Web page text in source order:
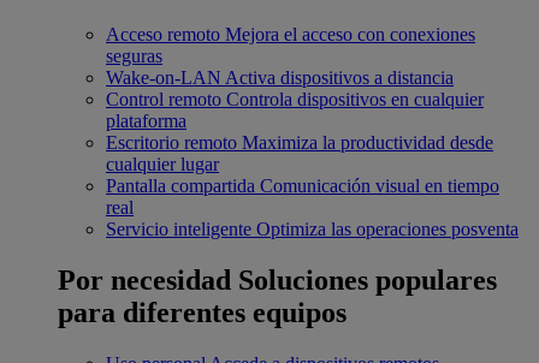
Acceso remoto Mejora el acceso con conexiones
seguras
Wake-on-LAN Activa dispositivos a distancia
Control remoto Controla dispositivos en cualquier
plataforma
Escritorio remoto Maximiza la productividad desde
cualquier lugar
Pantalla compartida Comunicación visual en tiempo
real
Servicio inteligente Optimiza las operaciones posventa
Por necesidad Soluciones populares
para diferentes equipos